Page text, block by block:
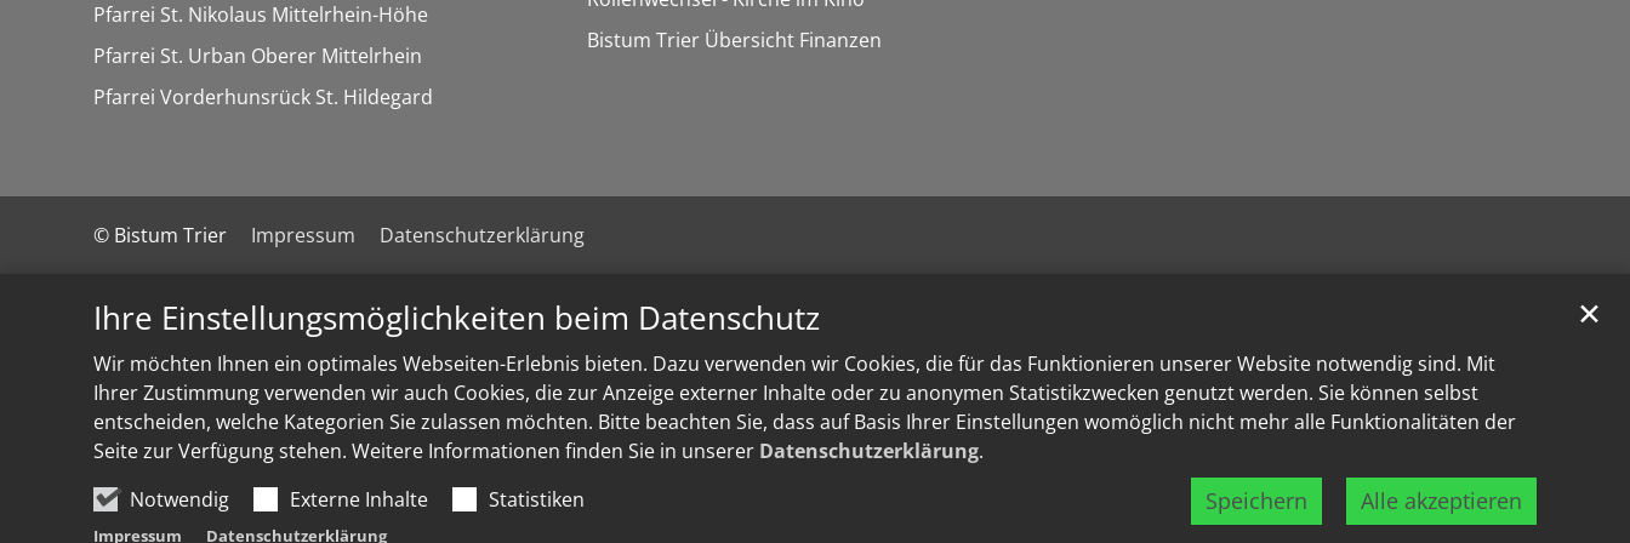
Ihre Einstellungsmöglichkeiten beim Datenschutz
Wir möchten Ihnen ein optimales Webseiten-Erlebnis bieten. Dazu verwenden wir Cookies, die für das Funktionieren unserer Website notwendig sind. Mit
Ihrer Zustimmung verwenden wir auch Cookies, die zur Anzeige externer Inhalte oder zu anonymen Statistikzwecken genutzt werden. Sie können selbst
entscheiden, welche Kategorien Sie zulassen möchten. Bitte beachten Sie, dass auf Basis Ihrer Einstellungen womöglich nicht mehr alle Funktionalitäten der
Seite zur Verfügung stehen. Weitere Informationen finden Sie in unserer Datenschutzerklärung.
Notwendig
Externe Inhalte Statistiken Speichern Alle akzeptieren
✕
Impressum Datenschutzerklärung
Pfarrei St. Nikolaus Mittelrhein-Höhe
Pfarrei St. Urban Oberer Mittelrhein
Pfarrei Vorderhunsrück St. Hildegard
Bistum Trier Übersicht Finanzen
© Bistum Trier Impressum Datenschutzerklärung